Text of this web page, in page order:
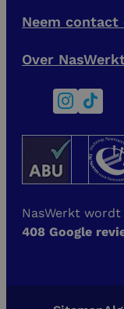
Neem contact
Over
NasWerkt
408 Google